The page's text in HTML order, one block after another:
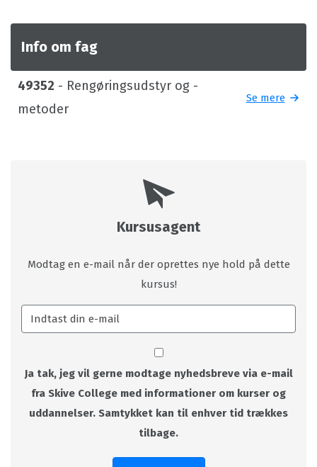
Info om fag
49352 - Rengøringsudstyr og -
metoder
Se mere
Kursusagent
Modtag en e-mail når der oprettes nye hold på dette
kursus!
Ja tak, jeg vil gerne modtage nyhedsbreve via e-mail
fra Skive College med informationer om kurser og
uddannelser. Samtykket kan til enhver tid trækkes
tilbage.